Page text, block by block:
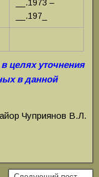
__.1973 –
__.197_
целях уточнения
в данной
Чуприянов В.Л.